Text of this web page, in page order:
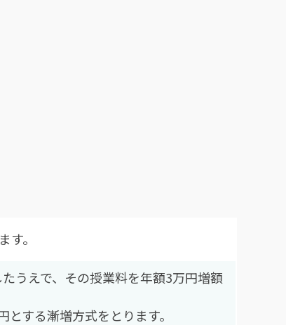
。
うえで、その授業料を年額3万円増額
する漸増方式をとります。